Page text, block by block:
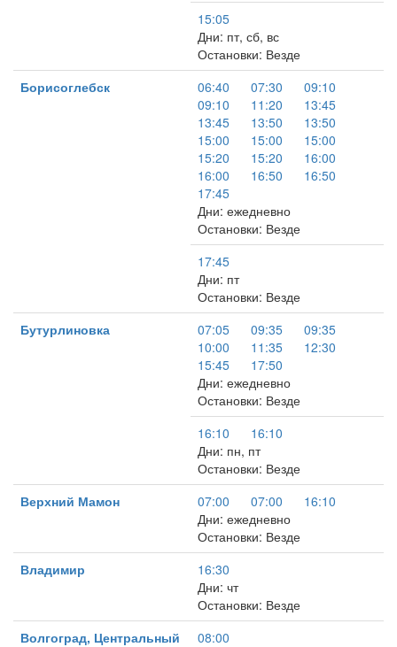
15:05
Дни: пт, сб, вс
Остановки: Везде
Борисоглебск
06:40 07:30
09:10
09:10
11:20
13:45
13:45
13:50
13:50
15:00
15:00
15:00
15:20
15:20
16:00
16:00
16:50
16:50
17:45
Дни: ежедневно
Остановки: Везде
17:45
Дни: пт
Остановки: Везде
Бутурлиновка
07:05 09:35
09:35
10:00
11:35
12:30
15:45
17:50
Дни: ежедневно
Остановки: Везде
16:10
16:10
Дни: пн, пт
Остановки: Везде
Верхний Мамон
07:00 07:00
16:10
Дни: ежедневно
Остановки: Везде
Владимир
16:30
Дни: чт
Остановки: Везде
Волгоград, Центральный
08:00